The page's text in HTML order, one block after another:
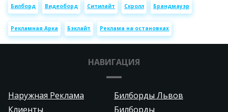
Билборд Видеоборд Ситилайт Скролл Брандмауэр
Рекламная Арка Бэклайт Реклама на остановках
НАВИГАЦИЯ
Наружная Реклама
Билборды Львов
Клиенты
Билборды